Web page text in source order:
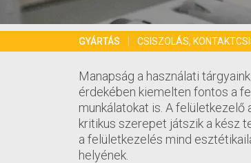
GYÁRTÁS CSISZOLÁS,
Manapság a használati
érdekében kiemelten fontos a
munkálatokat is. A
kritikus szerepet játszik a kész
a felületkezelés mind
helyének.